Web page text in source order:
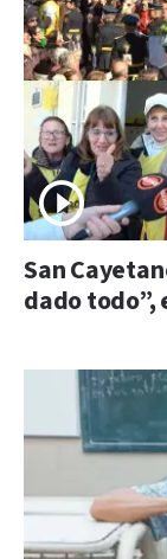
San
dado todo”,